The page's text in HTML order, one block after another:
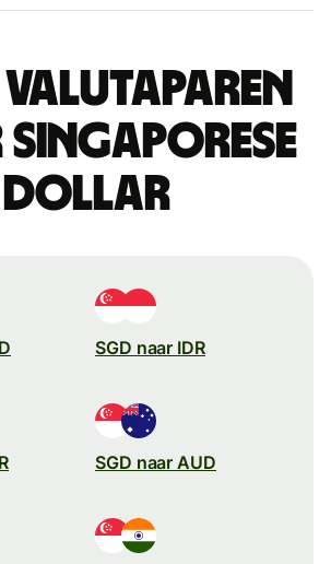
valutaparen
dollar
SGD naar IDR
SGD naar AUD